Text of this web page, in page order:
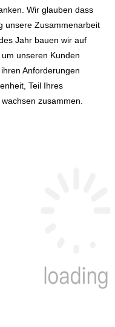
Wir glauben dass
unsere Zusammenarbeit
Jahr bauen wir auf
unseren Kunden
Anforderungen
Teil Ihres
zusammen.